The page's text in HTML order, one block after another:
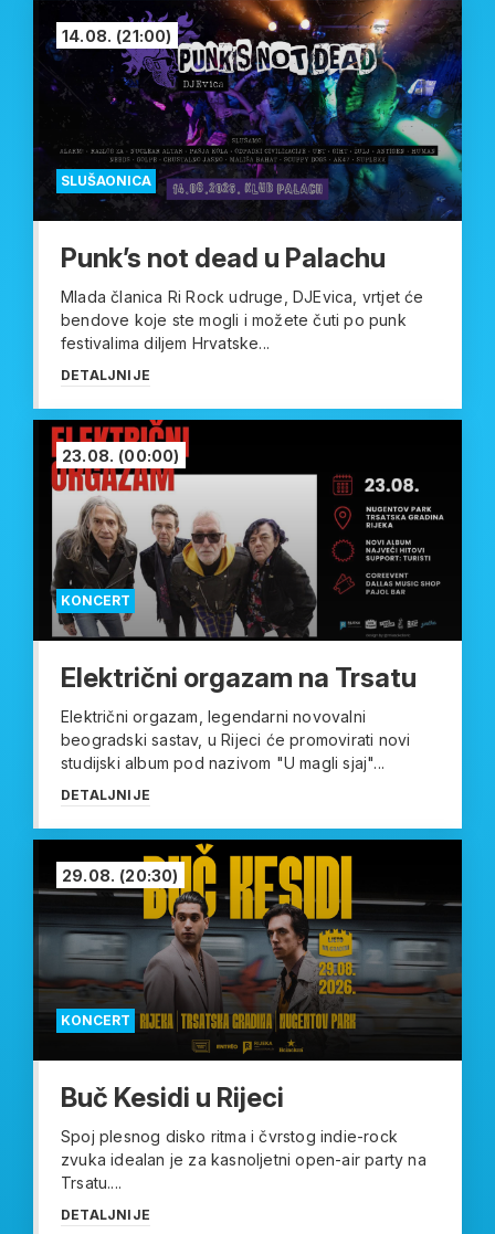
SLUŠAONICA
14.08. (21:00)
Punk’s not dead u Palachu
Mlada članica Ri Rock udruge, DJEvica, vrtjet će
bendove koje ste mogli i možete čuti po punk
festivalima diljem Hrvatske...
DETALJNIJE
KONCERT
23.08. (00:00)
Električni orgazam na Trsatu
Električni orgazam, legendarni novovalni
beogradski sastav, u Rijeci će promovirati novi
studijski album pod nazivom "U magli sjaj"...
DETALJNIJE
KONCERT
29.08. (20:30)
Buč Kesidi u Rijeci
Spoj plesnog disko ritma i čvrstog indie-rock
zvuka idealan je za kasnoljetni open-air party na
Trsatu....
DETALJNIJE